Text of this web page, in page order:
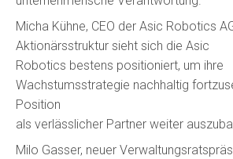
Micha Kühne, CEO der Asic Robotics
Aktionärsstruktur sieht sich die Asic
Robotics bestens positioniert, um ihre
Wachstumsstrategie nachhaltig
Position
als verlässlicher Partner weiter
Milo Gasser, neuer